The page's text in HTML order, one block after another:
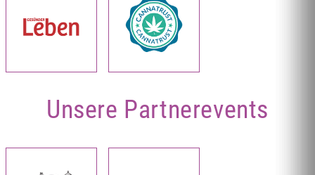
Unsere Partnerevents